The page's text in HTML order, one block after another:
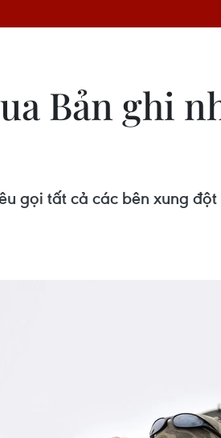
Bản ghi
gọi tất cả các bên xung